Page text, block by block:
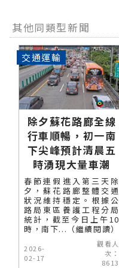
其他同類型新聞
除夕蘇花路廊全線
行車順暢，初一南
下尖峰預計清晨五
時湧現大量車潮
春節連假進入第三天除
夕，蘇花路廊整體交通
狀況維持穩定。根據公
路局東區養護工程分局
統計，截至今日上午10
時，南下...（繼續閱讀）
2026-
02-17
觀看人
次：
8613
交通運輸